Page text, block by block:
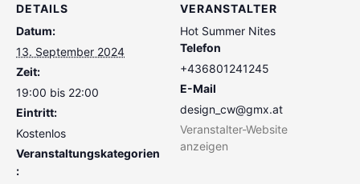
DETAILS
Datum:
13. September 2024
Zeit:
19:00 bis 22:00
Eintritt:
Kostenlos
Veranstaltungskategorien
:
VERANSTALTER
Hot Summer Nites
Telefon
+436801241245
E-Mail
design_cw@gmx.at
Veranstalter-Website
anzeigen